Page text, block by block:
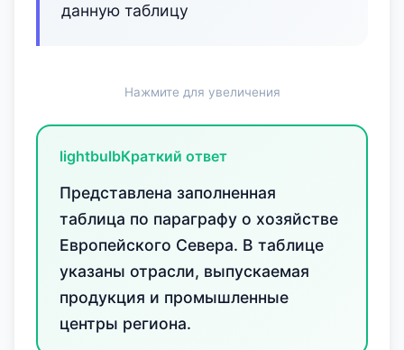
данную таблицу
Нажмите для увеличения
lightbulbКраткий ответ
Представлена заполненная
таблица по параграфу о хозяйстве
Европейского Севера. В таблице
указаны отрасли, выпускаемая
продукция и промышленные
центры региона.